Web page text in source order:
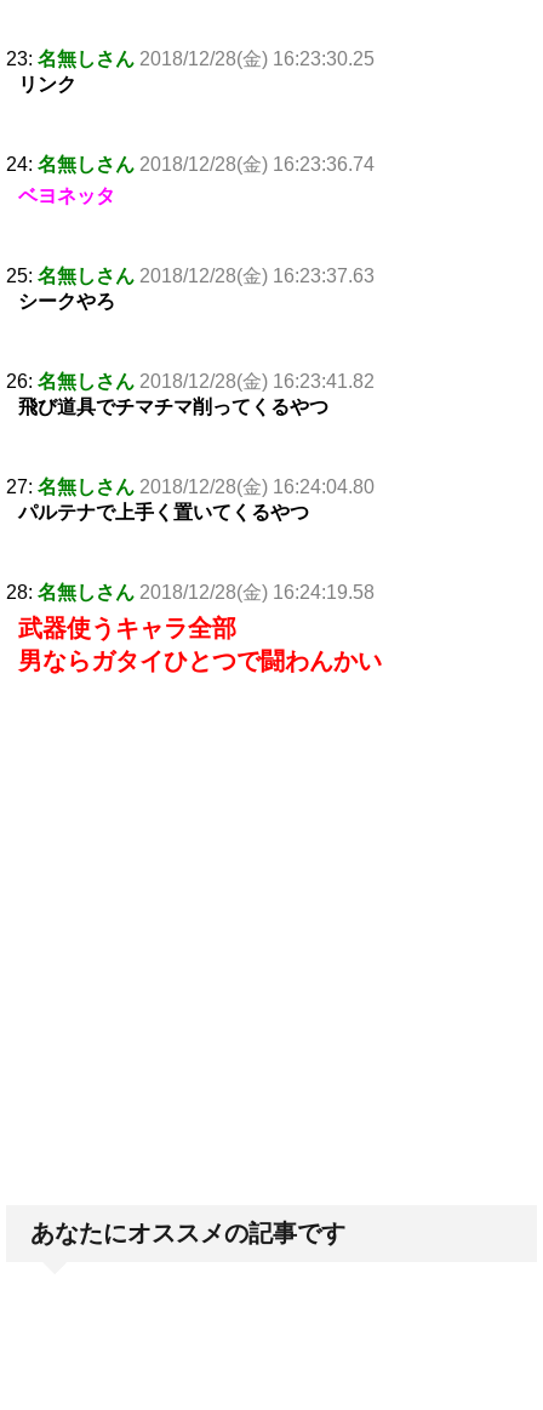
23: 名無しさん 2018/12/28(金) 16:23:30.25
リンク
24: 名無しさん 2018/12/28(金) 16:23:36.74
ベヨネッタ
25: 名無しさん 2018/12/28(金) 16:23:37.63
シークやろ
26: 名無しさん 2018/12/28(金) 16:23:41.82
飛び道具でチマチマ削ってくるやつ
27: 名無しさん 2018/12/28(金) 16:24:04.80
パルテナで上手く置いてくるやつ
28: 名無しさん 2018/12/28(金) 16:24:19.58
武器使うキャラ全部
男ならガタイひとつで闘わんかい
あなたにオススメの記事です